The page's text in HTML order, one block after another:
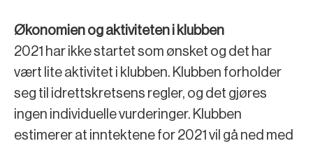
Økonomien og aktiviteten i klubben
2021 har ikke startet som ønsket og det har
vært lite aktivitet i klubben. Klubben forholder
seg til idrettskretsens regler, og det gjøres
ingen individuelle vurderinger. Klubben
estimerer at inntektene for 2021 vil gå ned med